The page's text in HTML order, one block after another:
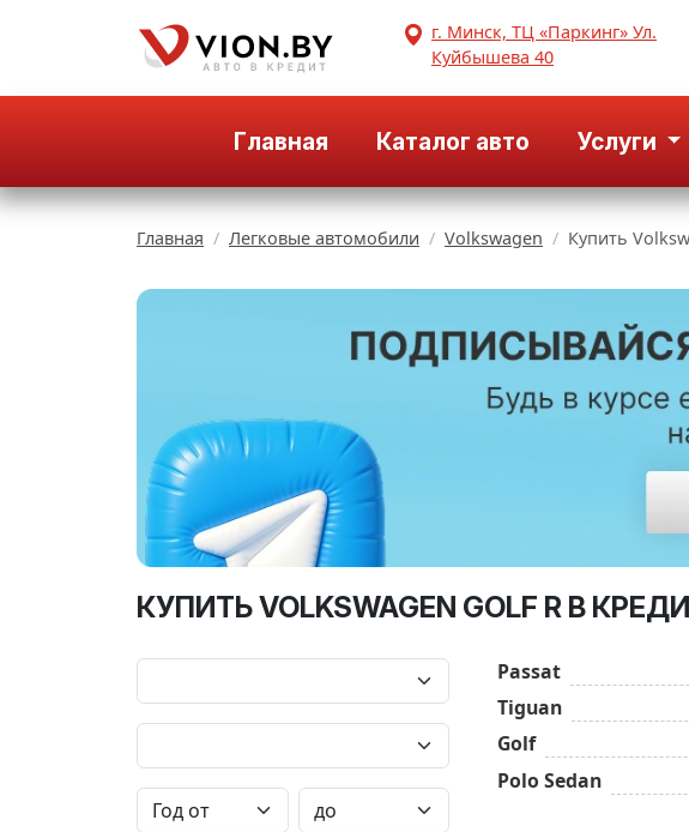
г. Минск, ТЦ «Паркинг» Ул.
Куйбышева 40
Главная Каталог авто Услуги
Главная Легковые автомобили Volkswagen Купить
КУПИТЬ VOLKSWAGEN GOLF R В
Passat
Tiguan
Golf
Polo Sedan